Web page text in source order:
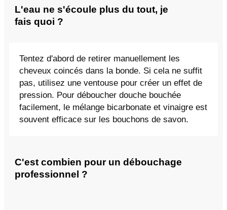
L'eau ne s'écoule plus du tout, je
fais quoi ?
Tentez d'abord de retirer manuellement les
cheveux coincés dans la bonde. Si cela ne suffit
pas, utilisez une ventouse pour créer un effet de
pression. Pour déboucher douche bouchée
facilement, le mélange bicarbonate et vinaigre est
souvent efficace sur les bouchons de savon.
C'est combien pour un débouchage
professionnel ?